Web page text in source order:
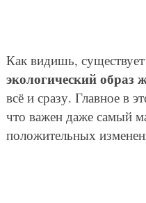
Как видишь, существует
экологический образ
всё и сразу. Главное в
что важен даже самый
положительных